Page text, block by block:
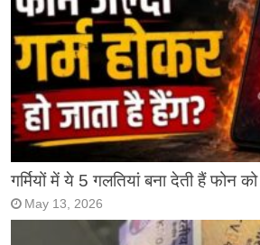
गर्मियों में ये 5 गलतियां बना देती हैं फोन
May 13, 2026